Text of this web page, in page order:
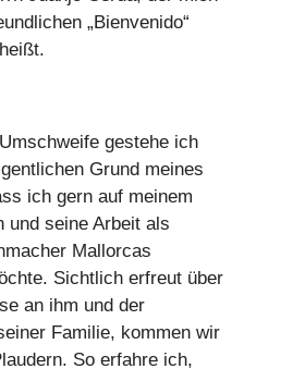
„Bienvenido“
gestehe ich
Grund meines
ich gern auf meinem
und seine Arbeit als
Mallorcas
Sichtlich erfreut über
an ihm und der
Familie, kommen wir
So erfahre ich,